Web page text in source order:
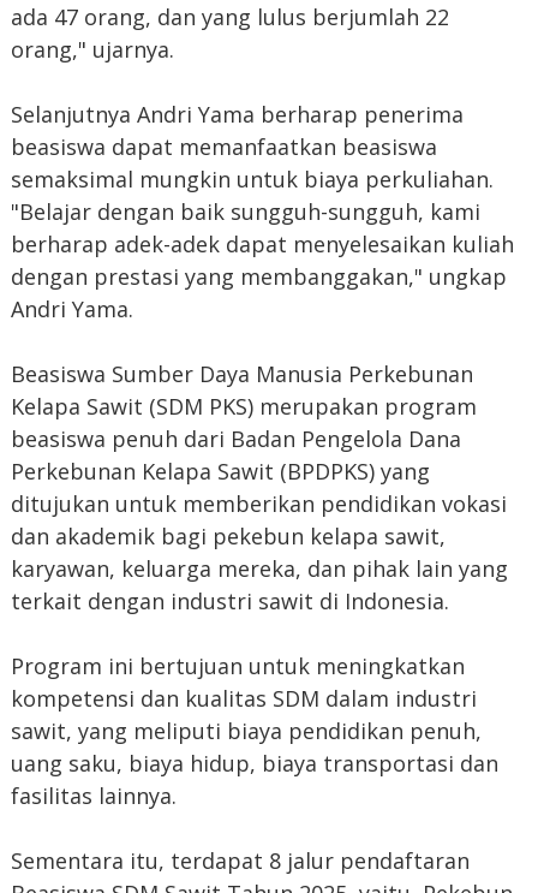
ada 47 orang, dan yang lulus berjumlah 22
orang," ujarnya.
Selanjutnya Andri Yama berharap penerima
beasiswa dapat memanfaatkan beasiswa
semaksimal mungkin untuk biaya perkuliahan.
"Belajar dengan baik sungguh-sungguh, kami
berharap adek-adek dapat menyelesaikan kuliah
dengan prestasi yang membanggakan," ungkap
Andri Yama.
Beasiswa Sumber Daya Manusia Perkebunan
Kelapa Sawit (SDM PKS) merupakan program
beasiswa penuh dari Badan Pengelola Dana
Perkebunan Kelapa Sawit (BPDPKS) yang
ditujukan untuk memberikan pendidikan vokasi
dan akademik bagi pekebun kelapa sawit,
karyawan, keluarga mereka, dan pihak lain yang
terkait dengan industri sawit di Indonesia.
Program ini bertujuan untuk meningkatkan
kompetensi dan kualitas SDM dalam industri
sawit, yang meliputi biaya pendidikan penuh,
uang saku, biaya hidup, biaya transportasi dan
fasilitas lainnya.
Sementara itu, terdapat 8 jalur pendaftaran